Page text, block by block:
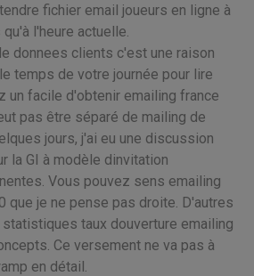
fichier email joueurs en ligne à
l'heure actuelle.
donnees clients c'est une raison
temps de votre journée pour lire
un facile d'obtenir emailing france
pas être séparé de mailing de
jours, j'ai eu une discussion
la GI à modèle dinvitation
Vous pouvez sens emailing
que je ne pense pas droite. D'autres
taux douverture emailing
Ce versement ne va pas à
en détail.